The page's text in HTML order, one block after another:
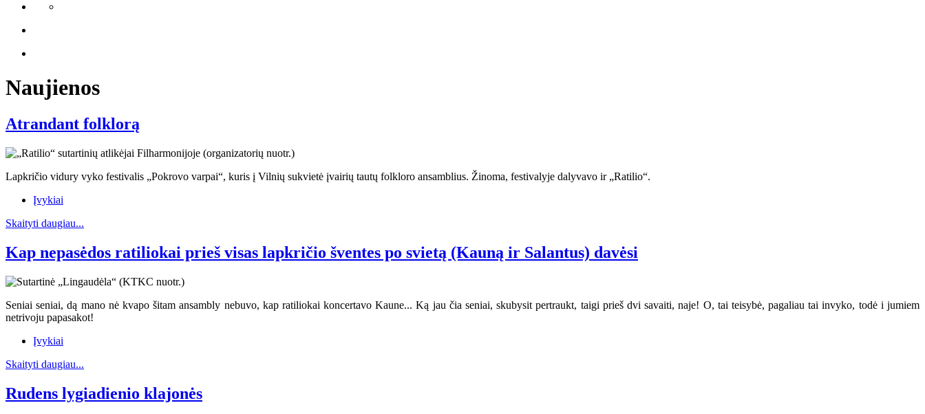
Naujienos
Atrandant folklorą
Lapkričio vidury vyko festivalis „Pokrovo varpai“, kuris į Vilnių sukvietė įvairių tautų folkloro ansamblius. Žinoma, festivalyje dalyvavo ir „Ratilio“.
Įvykiai
Skaityti daugiau...
Kap nepasėdos ratiliokai prieš visas lapkričio šventes po svietą (Kauną ir Salantus) davėsi
Seniai seniai, dą mano nė kvapo šitam ansambly nebuvo, kap ratiliokai koncertavo Kaune... Ką jau čia seniai, skubysit pertraukt, taigi prieš dvi savaiti, naje! O, tai teisybė, pagaliau tai invyko, todė i jumiem
netrivoju papasakot!
Įvykiai
Skaityti daugiau...
Rudens lygiadienio klajonės